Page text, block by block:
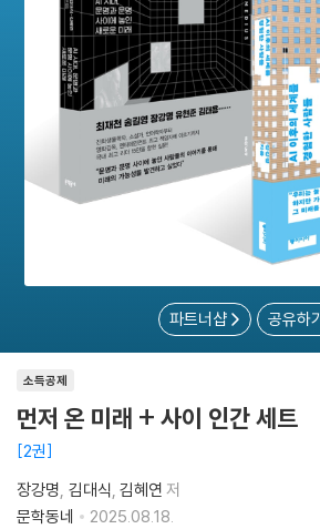
파트너샵 공유하기
소득공제
먼저 온 미래 + 사이 인간 세트
2권
장강명 김대식 김혜연 저
문학동네
2025.08.18.